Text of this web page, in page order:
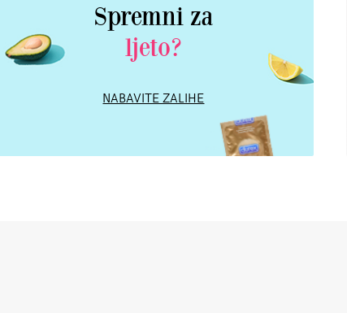
Spremni za
ljeto?
NABAVITE ZALIHE